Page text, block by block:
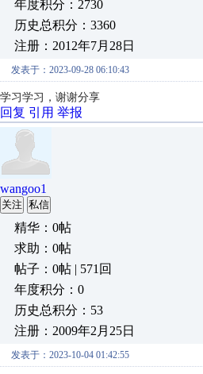
年度积分：2730
历史总积分：3360
注册：2012年7月28日
发表于：2023-09-28 06:10:43
学习学习，谢谢分享
回复 引用 举报
wangoo1
关注 私信
精华：0帖
求助：0帖
帖子：0帖 | 571回
年度积分：0
历史总积分：53
注册：2009年2月25日
发表于：2023-10-04 01:42:55